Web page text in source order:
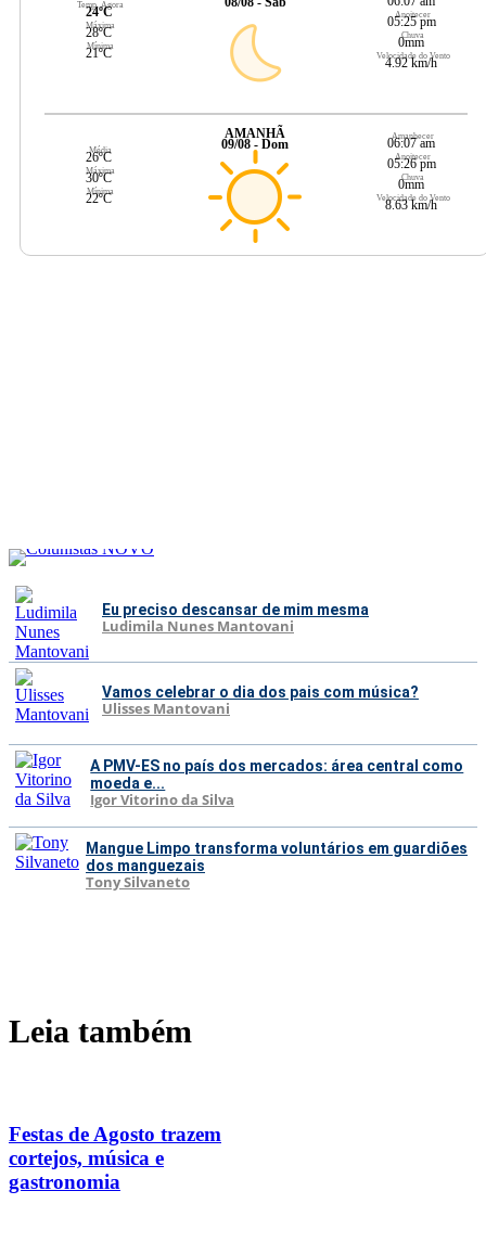
Temp. Agora
24ºC
Máxima
28ºC
Mínima
21ºC
Anoitecer
05:25 pm
Chuva
0mm
Velocidade do Vento
4.92 km/h
Média
26ºC
Máxima
30ºC
Mínima
22ºC
AMANHÃ
09/08 - Dom
Amanhecer
06:07 am
Anoitecer
05:26 pm
Chuva
0mm
Velocidade do Vento
8.63 km/h
Eu preciso descansar de mim mesma
Ludimila Nunes Mantovani
Vamos celebrar o dia dos pais com música?
Ulisses Mantovani
A PMV-ES no país dos mercados: área central como
moeda e...
Igor Vitorino da Silva
Mangue Limpo transforma voluntários em guardiões
dos manguezais
Tony Silvaneto
Leia também
Festas de Agosto trazem
cortejos, música e
gastronomia